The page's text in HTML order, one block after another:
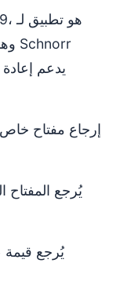
مخطط التوقيع المحدد هنا، Red25519، هو تطبيق لـ
يدعم